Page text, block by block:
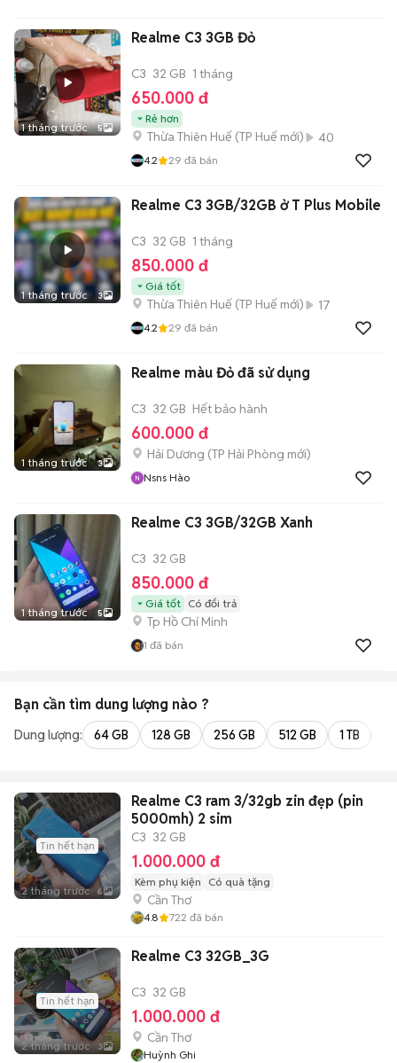
1 tháng trước 5
Realme C3 3GB Đỏ
C3 32 GB 1 tháng
650.000 đ
Rẻ hơn
Thừa Thiên Huế (TP Huế mới) 40
4.2 29 đã bán
1 tháng trước 3
Realme C3 3GB/32GB ở T Plus Mobile
C3 32 GB 1 tháng
850.000 đ
Giá tốt
Thừa Thiên Huế (TP Huế mới) 17
4.2 29 đã bán
1 tháng trước 3
Realme màu Đỏ đã sử dụng
C3 32 GB Hết bảo hành
600.000 đ
Hải Dương (TP Hải Phòng mới)
Nsns Hào
1 tháng trước 5
Realme C3 3GB/32GB Xanh
C3 32 GB
850.000 đ
Giá tốt Có đổi trả
Tp Hồ Chí Minh
1 đã bán
Bạn cần tìm dung lượng nào ?
Dung lượng: 64 GB 128 GB 256 GB 512 GB 1 TB
Tin hết hạn
2 tháng trước 6
Realme C3 ram 3/32gb zin đẹp (pin
5000mh) 2 sim
C3 32 GB
1.000.000 đ
Kèm phụ kiện Có quà tặng
Cần Thơ
4.8 722 đã bán
Tin hết hạn
2 tháng trước 3
Realme C3 32GB_3G
C3 32 GB
1.000.000 đ
Cần Thơ
Huỳnh Ghi